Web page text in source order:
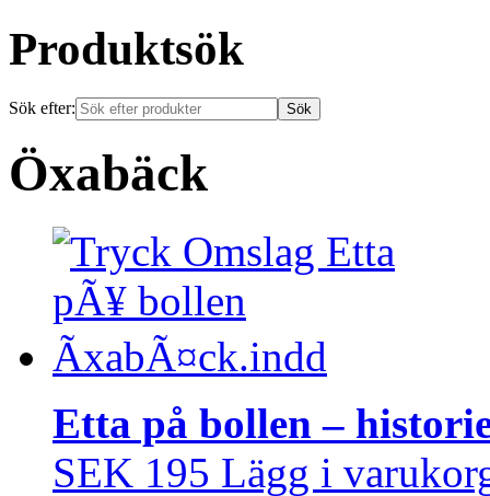
Produktsök
Sök efter:
Öxabäck
Etta på bollen –
SEK 195 Lägg i